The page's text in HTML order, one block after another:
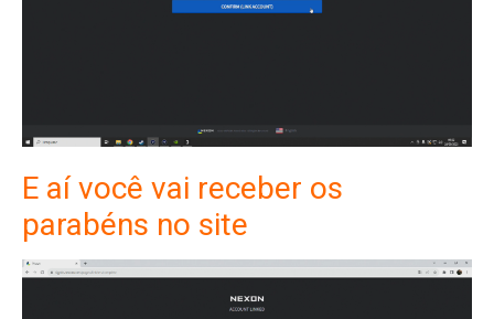
E aí você vai receber os
parabéns no site